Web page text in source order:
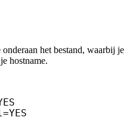
het bestand, waarbij je
hostname.